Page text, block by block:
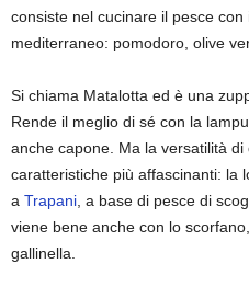
consiste nel cucinare il pesce
mediterraneo: pomodoro, olive
Si chiama Matalotta ed è una
Rende il meglio di sé con la
anche capone. Ma la versatilità
caratteristiche più affascinanti: la
a Trapani , a base di pesce di
viene bene anche con lo
gallinella.